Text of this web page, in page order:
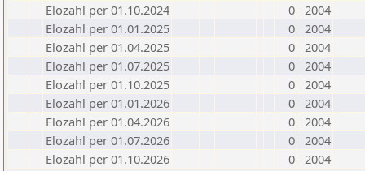
Elozahl per 01.10.2024
0 2004
Elozahl per 01.01.2025
0 2004
Elozahl per 01.04.2025
0 2004
Elozahl per 01.07.2025
0 2004
Elozahl per 01.10.2025
0 2004
Elozahl per 01.01.2026
0 2004
Elozahl per 01.04.2026
0 2004
Elozahl per 01.07.2026
0 2004
Elozahl per 01.10.2026
0 2004